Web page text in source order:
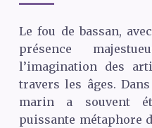
Le fou de bassan,
présence
l’imagination des
travers les âges.
marin a souvent
puissante métaphore